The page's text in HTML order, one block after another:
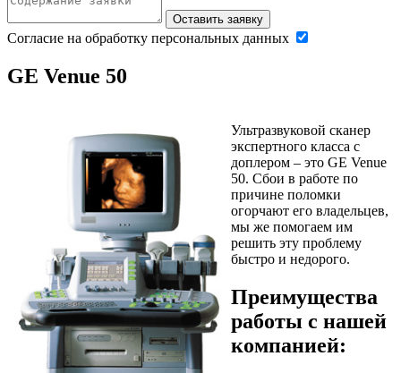
Оставить заявку
Согласие на обработку персональных данных
GE Venue 50
Ультразвуковой сканер
экспертного класса с
доплером – это GE Venue
50. Сбои в работе по
причине поломки
огорчают его владельцев,
мы же помогаем им
решить эту проблему
быстро и недорого.
Преимущества
работы с нашей
компанией: